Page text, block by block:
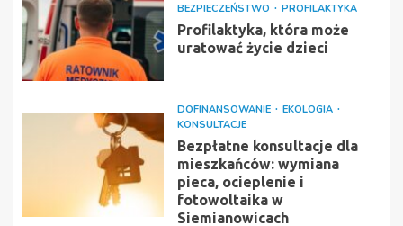
BEZPIECZEŃSTWO PROFILAKTYKA
Profilaktyka, która może
uratować życie dzieci
DOFINANSOWANIE
EKOLOGIA
KONSULTACJE
Bezpłatne konsultacje dla
mieszkańców: wymiana
pieca, ocieplenie i
fotowoltaika w
Siemianowicach